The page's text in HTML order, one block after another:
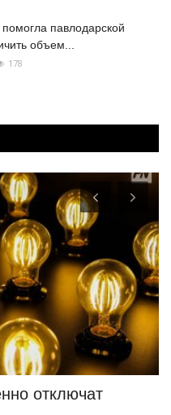
павлодарской
объем...
178
отключат